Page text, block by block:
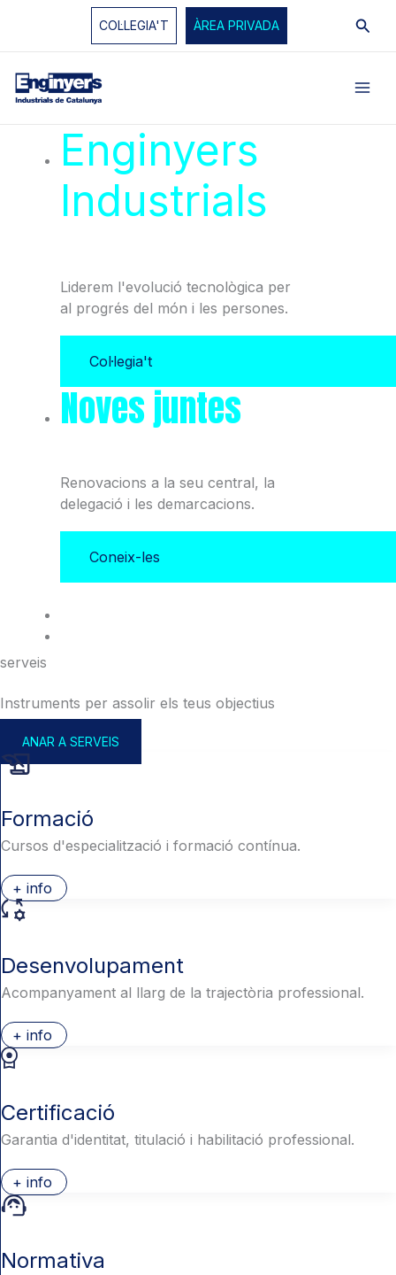
COL·LEGIA'T ÀREA PRIVADA
Enginyers
Industrials
Liderem l'evolució tecnològica per
al progrés del món i les persones.
Col·legia't
Noves juntes
Renovacions a la seu central, la
delegació i les demarcacions.
Coneix-les
serveis
Instruments per assolir els teus objectius
ANAR A SERVEIS
Formació
Cursos d'especialització i formació contínua.
+ info
Desenvolupament
Acompanyament al llarg de la trajectòria professional.
+ info
Certificació
Garantia d'identitat, titulació i habilitació professional.
+ info
Normativa